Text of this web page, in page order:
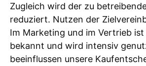
Zugleich wird der zu
reduziert. Nutzen der
Im Marketing und im Vertrieb
bekannt und wird intensiv
beeinflussen unsere